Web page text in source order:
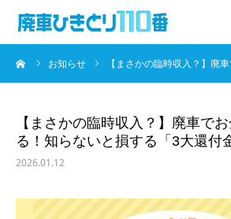
お知らせ 【まさかの臨時収入？】廃
【まさかの臨時収入？】廃車で
る！知らないと損する「3大還付
2026.01.12
廃車･事故車の買取
無料査定
お役立ち情報